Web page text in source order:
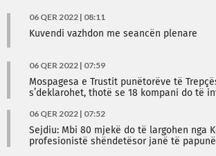
06 QER 2022 | 08:11
Kuvendi vazhdon me seancën plenare
06 QER 2022 | 07:59
Mospagesa e Trustit punëtorëve të
s’deklarohet, thotë se 18 kompani do të
06 QER 2022 | 07:52
Sejdiu: Mbi 80 mjekë do të largohen nga
profesionistë shëndetësor janë të papunë